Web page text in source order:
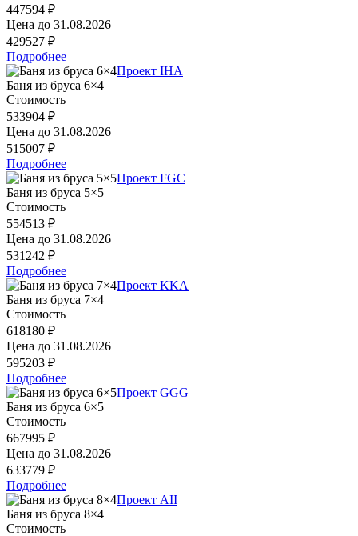
447594 ₽
Цена до 31.08.2026
429527 ₽
Подробнее
Проект IHA
Баня из бруса 6×4
Стоимость
533904 ₽
Цена до 31.08.2026
515007 ₽
Подробнее
Проект FGC
Баня из бруса 5×5
Стоимость
554513 ₽
Цена до 31.08.2026
531242 ₽
Подробнее
Проект KKA
Баня из бруса 7×4
Стоимость
618180 ₽
Цена до 31.08.2026
595203 ₽
Подробнее
Проект GGG
Баня из бруса 6×5
Стоимость
667995 ₽
Цена до 31.08.2026
633779 ₽
Подробнее
Проект AII
Баня из бруса 8×4
Стоимость